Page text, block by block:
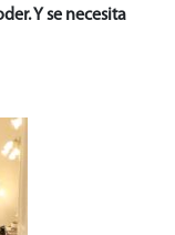
Y se necesita